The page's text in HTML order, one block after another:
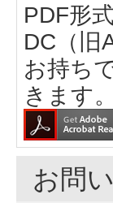
PDF形
DC（旧
お持ち
きます。
お問